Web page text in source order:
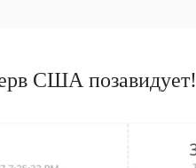
США позавидует!